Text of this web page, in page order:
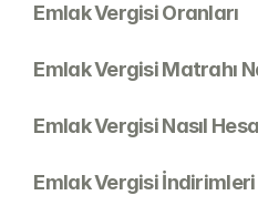
Emlak Vergisi Oranları
Emlak Vergisi Matrahı
Emlak Vergisi Nasıl
Emlak Vergisi